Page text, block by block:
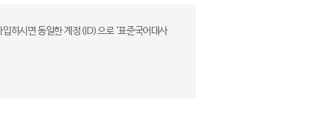
하시면 동일한 계정(ID)으로 ‘표준국어대사